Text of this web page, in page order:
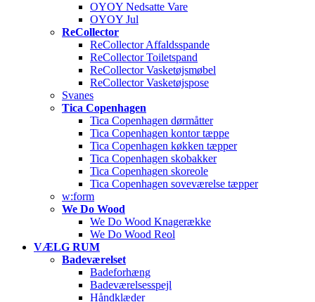
OYOY Nedsatte Vare
OYOY Jul
ReCollector
ReCollector Affaldsspande
ReCollector Toiletspand
ReCollector Vasketøjsmøbel
ReCollector Vasketøjspose
Svanes
Tica Copenhagen
Tica Copenhagen dørmåtter
Tica Copenhagen kontor tæppe
Tica Copenhagen køkken tæpper
Tica Copenhagen skobakker
Tica Copenhagen skoreole
Tica Copenhagen soveværelse tæpper
w:form
We Do Wood
We Do Wood Knagerække
We Do Wood Reol
VÆLG RUM
Badeværelset
Badeforhæng
Badeværelsesspejl
Håndklæder